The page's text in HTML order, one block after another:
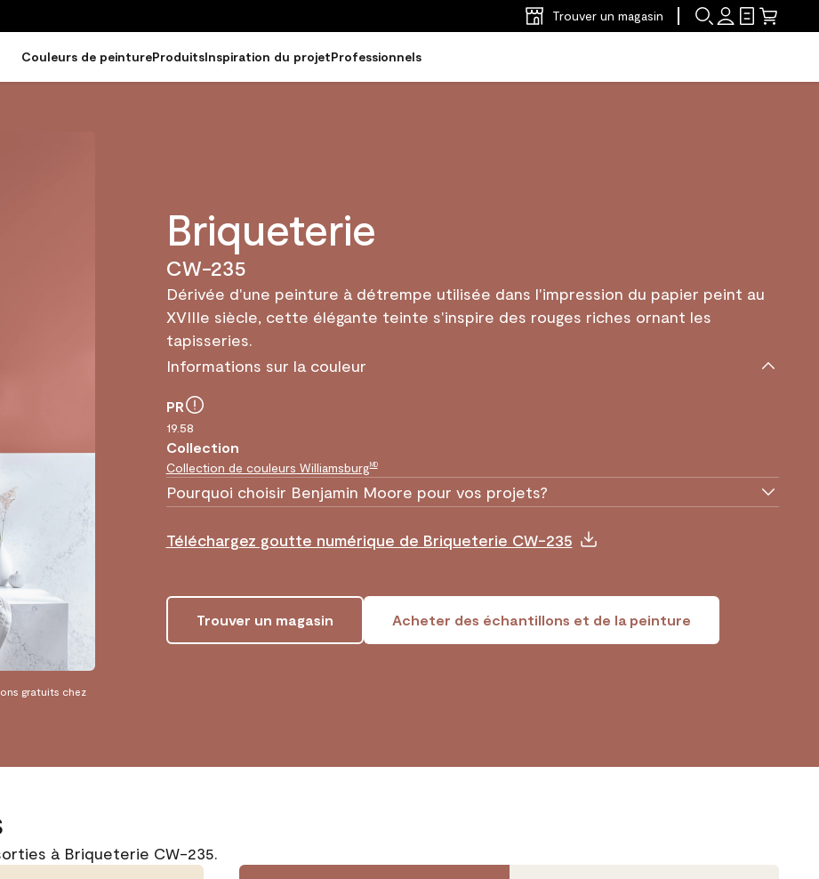
Trouver un magasin
Couleurs de peintureProduitsInspiration du projetProfessionnels
Briqueterie
CW-235
Dérivée d'une peinture à détrempe utilisée dans l'impression du papier peint au
XVIIIe siècle, cette élégante teinte s'inspire des rouges riches ornant les
tapisseries.
Informations sur la couleur
PR
19.58
Collection
Collection de couleurs WilliamsburgMD
Pourquoi choisir Benjamin Moore pour vos projets?
Téléchargez goutte numérique de Briqueterie CW-235
Trouver un magasin Acheter des échantillons et de la peinture
gratuits chez
à Briqueterie CW-235.